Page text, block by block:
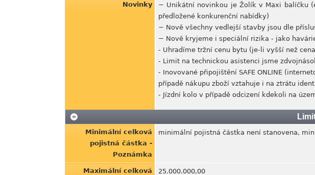
Novinky
− Unikátní novinkou je Žolík v Maxi balíčku
předložené konkurenční nabídky)
− Nově všechny vedlejší stavby jsou dle
− Nově kryjeme i speciální rizika - jako
- Uhradíme tržní cenu bytu (je-li vyšší než
- Limit na technickou asistenci jsme
- Inovované připojištění SAFE ONLINE
případě nákupu zboží vztahuje i na ztrátu
- Jízdní kolo v případě odcizení kdekoli na
Minimální celková
pojistná částka -
Poznámka
minimální pojistná částka není stanovena,
Maximální celková
25.000.000,00